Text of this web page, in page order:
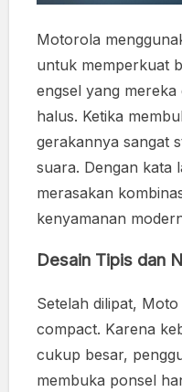
Motorola
untuk memperkuat
engsel yang
halus. Ketika
gerakannya sangat
suara. Dengan kata
merasakan
kenyamanan
Desain Tipis dan
Setelah dilipat,
compact. Karena
cukup besar,
membuka ponsel